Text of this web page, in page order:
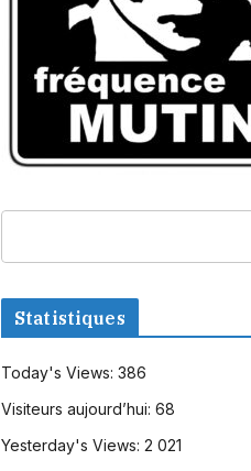
Statistiques
Today's Views: 386
Visiteurs aujourd’hui: 68
Yesterday's Views: 2 021